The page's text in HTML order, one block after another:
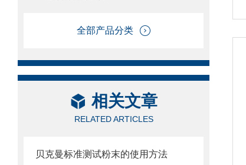
全部产品分类
相关文章
RELATED ARTICLES
贝克曼标准测试粉末的使用方法